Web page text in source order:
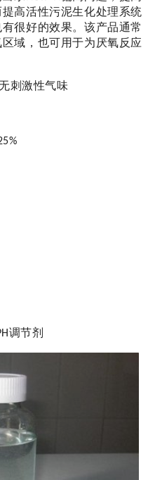
提高活性污泥生化处理系统
很好的效果。该产品通常
域，也可用于为厌氧反应
刺激性气味
调节剂